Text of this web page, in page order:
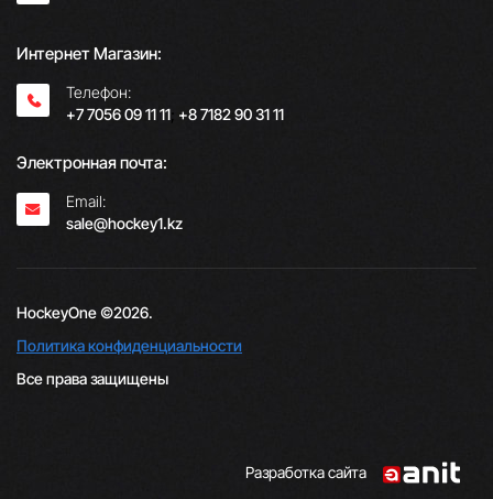
Интернет Магазин:
Телефон:
+7 7056 09 11 11; +8 7182 90 31 11
Электронная почта:
Email:
sale@hockey1.kz
HockeyOne ©2026.
Политика конфиденциальности
Все права защищены
Разработка сайта